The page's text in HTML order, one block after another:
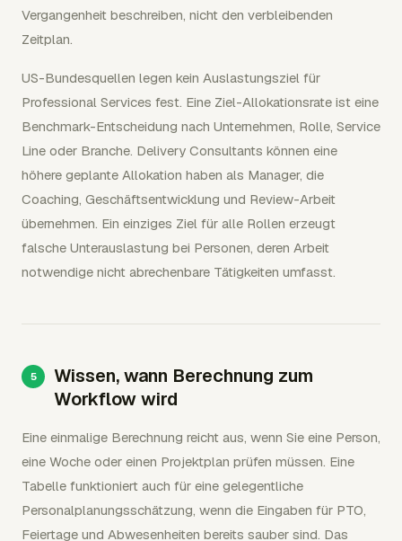
Vergangenheit beschreiben, nicht den verbleibenden
Zeitplan.
US-Bundesquellen legen kein Auslastungsziel für
Professional Services fest. Eine Ziel-Allokationsrate ist eine
Benchmark-Entscheidung nach Unternehmen, Rolle, Service
Line oder Branche. Delivery Consultants können eine
höhere geplante Allokation haben als Manager, die
Coaching, Geschäftsentwicklung und Review-Arbeit
übernehmen. Ein einziges Ziel für alle Rollen erzeugt
falsche Unterauslastung bei Personen, deren Arbeit
notwendige nicht abrechenbare Tätigkeiten umfasst.
Wissen, wann Berechnung zum
Workflow wird
Eine einmalige Berechnung reicht aus, wenn Sie eine Person,
eine Woche oder einen Projektplan prüfen müssen. Eine
Tabelle funktioniert auch für eine gelegentliche
Personalplanungsschätzung, wenn die Eingaben für PTO,
Feiertage und Abwesenheiten bereits sauber sind. Das